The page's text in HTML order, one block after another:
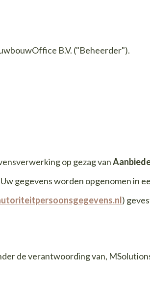
B.V. ("Beheerder").
op gezag van
gegevens worden opgenomen in
)
de verantwoording van,